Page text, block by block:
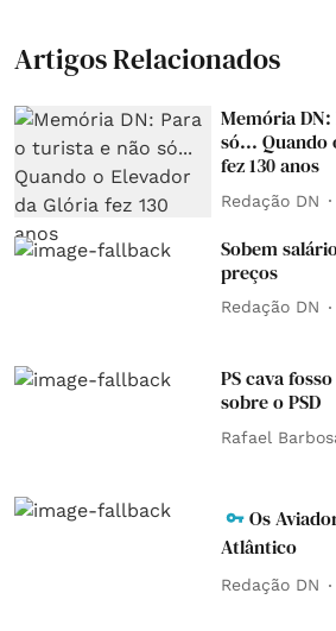
Artigos Relacionados
Memória
só... Quando
fez 130 anos
Redação DN
Sobem
preços
Redação DN
PS cava
sobre o PSD
Rafael
Os
Atlântico
Redação DN